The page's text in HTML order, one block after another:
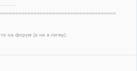
на форум (а не в личку).